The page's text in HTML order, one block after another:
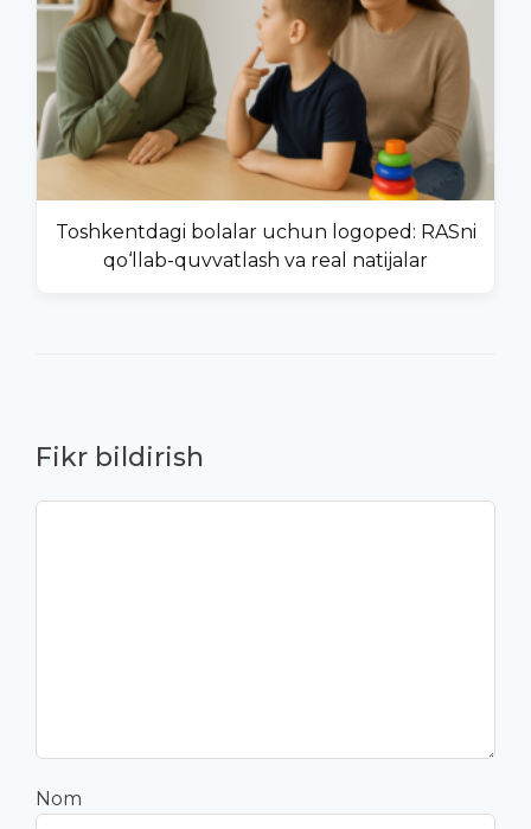
Toshkentdagi bolalar uchun logoped: RASni
qo‘llab-quvvatlash va real natijalar
Fikr bildirish
Nom